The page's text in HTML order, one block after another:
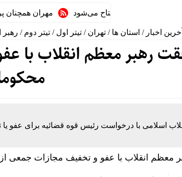
مهران همچنان
آخرین اخبار / استان ها / تهران / تیتر اول / تیتر دوم / رهبر
رهبر معظم انقلاب با
اسلامی با درخواست رئیس قوه قضائیه برای